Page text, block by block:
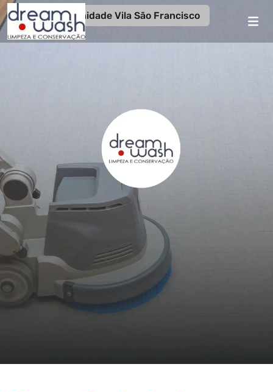
Unidade Vila São Francisco